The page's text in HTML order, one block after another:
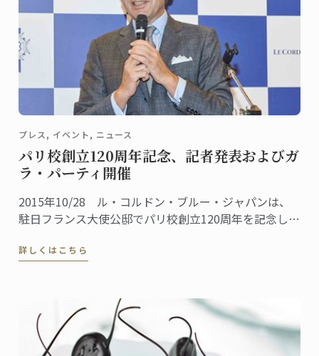
プレス, イベント, ニュース
パリ校創立120周年記念、記者発表およびガ
ラ・パーティ開催
2015年10/28 ル・コルドン・ブルー・ジャパンは、
駐日フランス大使公邸でパリ校創立120周年を記念した
詳しくはこちら